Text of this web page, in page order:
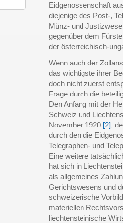
Eidgenossenschaft
diejenige des Post-,
Münz- und
gegenüber dem
der österreichisch-
Wenn auch der
das wichtigste ihrer
doch nicht zuerst
Frage durch die
Den Anfang mit der
Schweiz und
November 1920 [2],
durch den die
Telegraphen- und
Eine weitere
hat sich in
als allgemeines
Gerichtswesens und
schweizerische
materiellen
liechtensteinische